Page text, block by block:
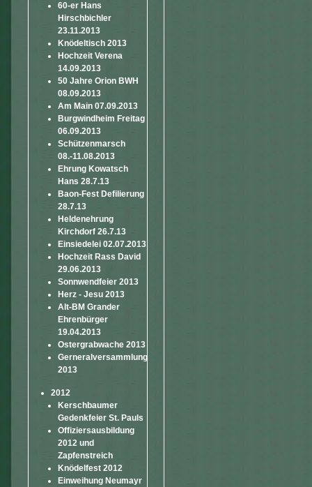
60-er Hans
Hirschbichler
23.11.2013
Knödeltisch 2013
Hochzeit Verena
14.09.2013
50 Jahre Orion BWH
08.09.2013
Am Main 07.09.2013
Burgwindheim Freitag
06.09.2013
Schützenmarsch
08.-11.08.2013
Ehrung Kowatsch
Hans 28.7.13
Baon-Fest Defilierung
28.7.13
Heldenehrung
Kirchdorf 26.7.13
Einsiedelei 02.07.2013
Hochzeit Rass David
29.06.2013
Sonnwendfeier 2013
Herz - Jesu 2013
Alt-BM Grander
Ehrenbürger
19.04.2013
Ostergrabwache 2013
Gerneralversammlung
2013
2012
Kerschbaumer
Gedenkfeier St. Pauls
Offiziersausbildung
2012 und
Zapfenstreich
Knödelfest 2012
Einweihung Neumayr